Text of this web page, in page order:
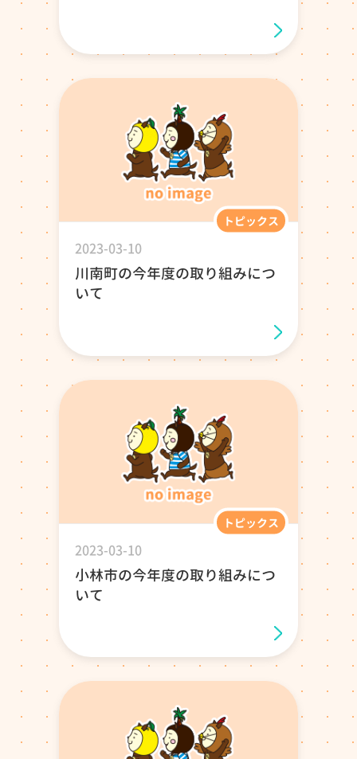
トピックス
2023-03-10
川南町の今年度の取り組みにつ
いて
トピックス
2023-03-10
小林市の今年度の取り組みにつ
いて